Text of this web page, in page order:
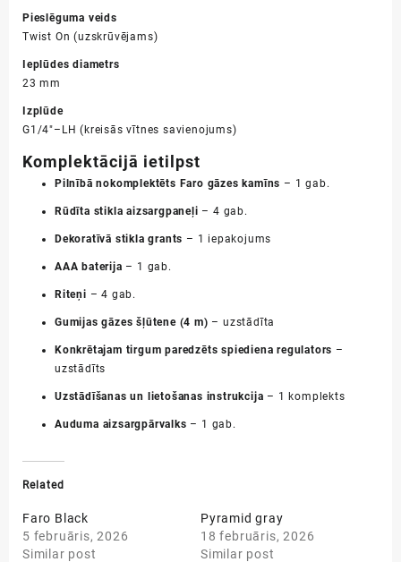
Pieslēguma veids
Twist On (uzskrūvējams)
Ieplūdes diametrs
23 mm
Izplūde
G1/4″–LH (kreisās vītnes savienojums)
Komplektācijā ietilpst
Pilnībā nokomplektēts Faro gāzes kamīns – 1 gab.
Rūdīta stikla aizsargpaneļi – 4 gab.
Dekoratīvā stikla grants – 1 iepakojums
AAA baterija – 1 gab.
Riteņi – 4 gab.
Gumijas gāzes šļūtene (4 m) – uzstādīta
Konkrētajam tirgum paredzēts spiediena regulators –
uzstādīts
Uzstādīšanas un lietošanas instrukcija – 1 komplekts
Auduma aizsargpārvalks – 1 gab.
Related
Faro Black
5 februāris, 2026
Similar post
Pyramid gray
18 februāris, 2026
Similar post